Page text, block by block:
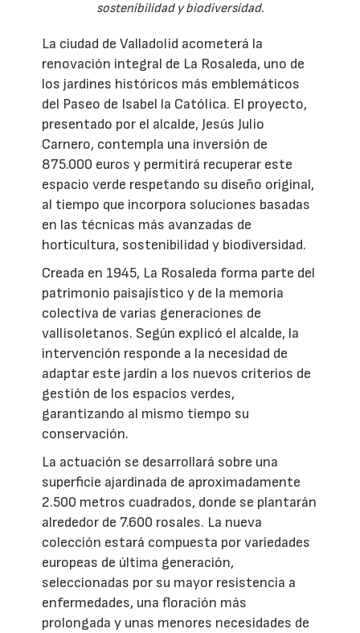
sostenibilidad y biodiversidad.
La ciudad de Valladolid acometerá la
renovación integral de La Rosaleda, uno de
los jardines históricos más emblemáticos
del Paseo de Isabel la Católica. El proyecto,
presentado por el alcalde, Jesús Julio
Carnero, contempla una inversión de
875.000 euros y permitirá recuperar este
espacio verde respetando su diseño original,
al tiempo que incorpora soluciones basadas
en las técnicas más avanzadas de
horticultura, sostenibilidad y biodiversidad.
Creada en 1945, La Rosaleda forma parte del
patrimonio paisajístico y de la memoria
colectiva de varias generaciones de
vallisoletanos. Según explicó el alcalde, la
intervención responde a la necesidad de
adaptar este jardín a los nuevos criterios de
gestión de los espacios verdes,
garantizando al mismo tiempo su
conservación.
La actuación se desarrollará sobre una
superficie ajardinada de aproximadamente
2.500 metros cuadrados, donde se plantarán
alrededor de 7.600 rosales. La nueva
colección estará compuesta por variedades
europeas de última generación,
seleccionadas por su mayor resistencia a
enfermedades, una floración más
prolongada y unas menores necesidades de